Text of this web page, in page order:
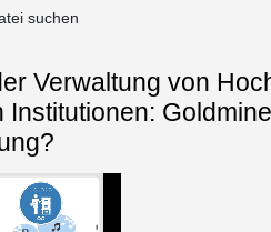
suchen
Verwaltung von